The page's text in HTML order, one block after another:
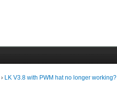
› LK V3.8 with PWM hat no longer working?